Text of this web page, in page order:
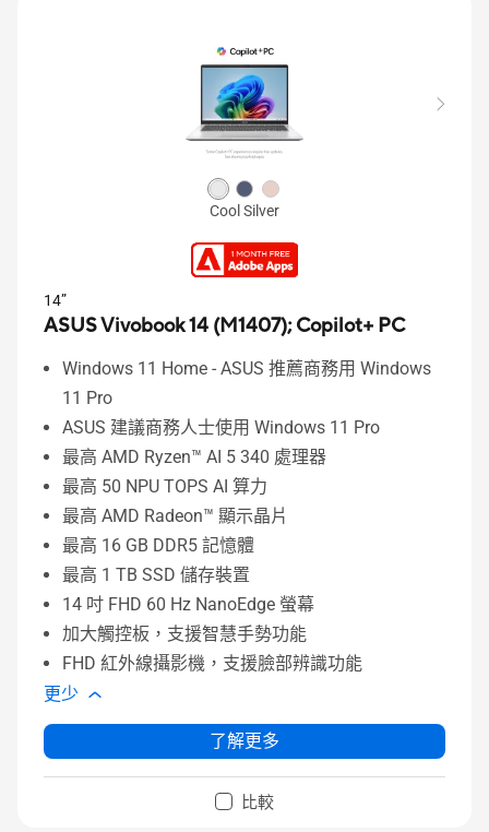
Cool Silver
14”
ASUS Vivobook 14 (M1407);Copilot+ PC
Windows 11 Home - ASUS 推薦商務用 Windows
11 Pro
ASUS 建議商務人士使用 Windows 11 Pro
最高 AMD Ryzen™ AI 5 340 處理器
最高 50 NPU TOPS AI 算力
最高 AMD Radeon™ 顯示晶片
最高 16 GB DDR5 記憶體
最高 1 TB SSD 儲存裝置
14 吋 FHD 60 Hz NanoEdge 螢幕
加大觸控板，支援智慧手勢功能
FHD 紅外線攝影機，支援臉部辨識功能
更少
了解更多
比較